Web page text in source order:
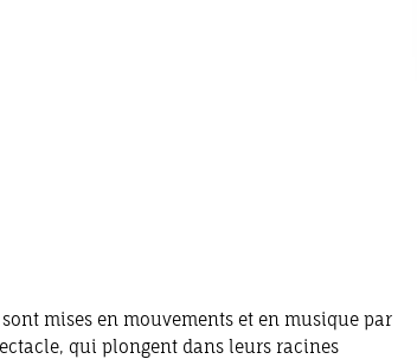
sont mises en mouvements et en musique par
qui plongent dans leurs racines